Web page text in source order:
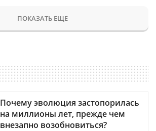
ПОКАЗАТЬ ЕЩЕ
Почему эволюция застопорилась
на миллионы лет, прежде чем
внезапно возобновиться?